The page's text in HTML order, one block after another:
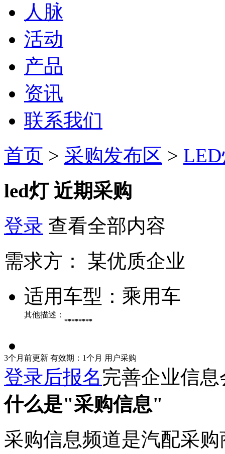
人脉
活动
产品
资讯
联系我们
首页 > 采购发布区 >
led灯 近期采购
登录 查看全部内容
需求方：
某优质企业
适用车型： 乘用车
其他描述：
********
3个月前更新 有效期：1个月 用户采购
登录后报名完善企业信
什么是"采购信息"
采购信息频道是汽配采